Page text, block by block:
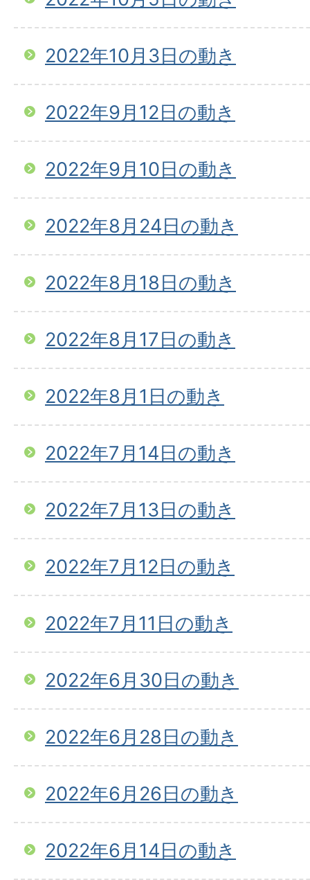
2022年10月3日の動き
2022年9月12日の動き
2022年9月10日の動き
2022年8月24日の動き
2022年8月18日の動き
2022年8月17日の動き
2022年8月1日の動き
2022年7月14日の動き
2022年7月13日の動き
2022年7月12日の動き
2022年7月11日の動き
2022年6月30日の動き
2022年6月28日の動き
2022年6月26日の動き
2022年6月14日の動き